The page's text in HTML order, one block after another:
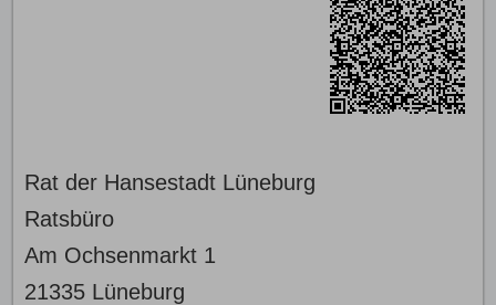
Rat der Hansestadt Lüneburg
Ratsbüro
Am Ochsenmarkt 1
21335 Lüneburg